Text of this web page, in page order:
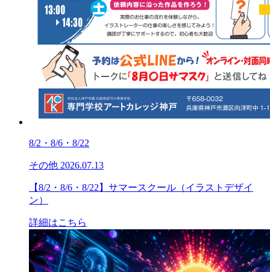
8/2・8/6・8/22
その他 2026.07.13
【8/2・8/6・8/22】サマースクール（イラストデザイ
ン）
詳細はこちら